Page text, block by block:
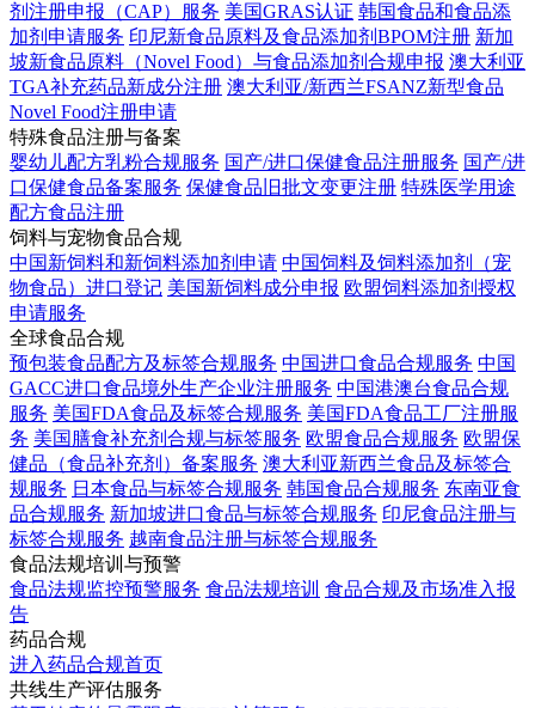
剂注册申报（CAP）服务 美国GRAS认证 韩国食品和食品添
加剂申请服务 印尼新食品原料及食品添加剂BPOM注册 新加
坡新食品原料（Novel Food）与食品添加剂合规申报 澳大利亚
TGA补充药品新成分注册 澳大利亚/新西兰FSANZ新型食品
Novel Food注册申请
特殊食品注册与备案
婴幼儿配方乳粉合规服务 国产/进口保健食品注册服务 国产/进
口保健食品备案服务 保健食品旧批文变更注册 特殊医学用途
配方食品注册
饲料与宠物食品合规
中国新饲料和新饲料添加剂申请 中国饲料及饲料添加剂（宠
物食品）进口登记 美国新饲料成分申报 欧盟饲料添加剂授权
申请服务
全球食品合规
预包装食品配方及标签合规服务 中国进口食品合规服务 中国
GACC进口食品境外生产企业注册服务 中国港澳台食品合规
服务 美国FDA食品及标签合规服务 美国FDA食品工厂注册服
务 美国膳食补充剂合规与标签服务 欧盟食品合规服务 欧盟保
健品（食品补充剂）备案服务 澳大利亚新西兰食品及标签合
规服务 日本食品与标签合规服务 韩国食品合规服务 东南亚食
品合规服务 新加坡进口食品与标签合规服务 印尼食品注册与
标签合规服务 越南食品注册与标签合规服务
食品法规培训与预警
食品法规监控预警服务 食品法规培训 食品合规及市场准入报
告
药品合规
进入药品合规首页
共线生产评估服务